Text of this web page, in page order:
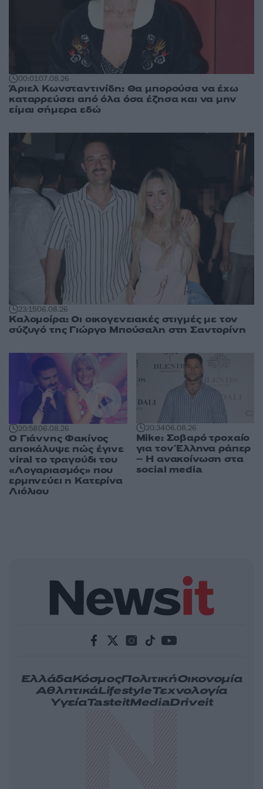
00:0107.08.26
Άριελ Κωνσταντινίδη: Θα μπορούσα να έχω
καταρρεύσει από όλα όσα έζησα και να μην
είμαι σήμερα εδώ
23:1506.08.26
Καλομοίρα: Οι οικογενειακές στιγμές με τον
σύζυγό της Γιώργο Μπούσαλη στη Σαντορίνη
20:5806.08.26
Ο Γιάννης Φακίνος
αποκάλυψε πώς έγινε
viral το τραγούδι του
«Λογαριασμός» που
ερμηνεύει η Κατερίνα
Λιόλιου
20:3406.08.26
Mike: Σοβαρό τροχαίο
για τον Έλληνα ράπερ
– Η ανακοίνωση στα
social media
ΕλλάδαΚόσμοςΠολιτικήΟικονομία
ΑθλητικάLifestyleΤεχνολογία
ΥγείαTasteitMediaDriveit